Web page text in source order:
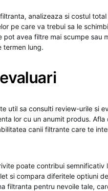
analizeaza si costul
pe care va trebui sa le
pot avea filtre mai scumpe sau
termen lung.
util sa consulti review-urile si
lor cu un anumit produs.
canii filtrante care te
poate contribui
si compara diferitele optiuni
filtranta pentru nevoile tale,